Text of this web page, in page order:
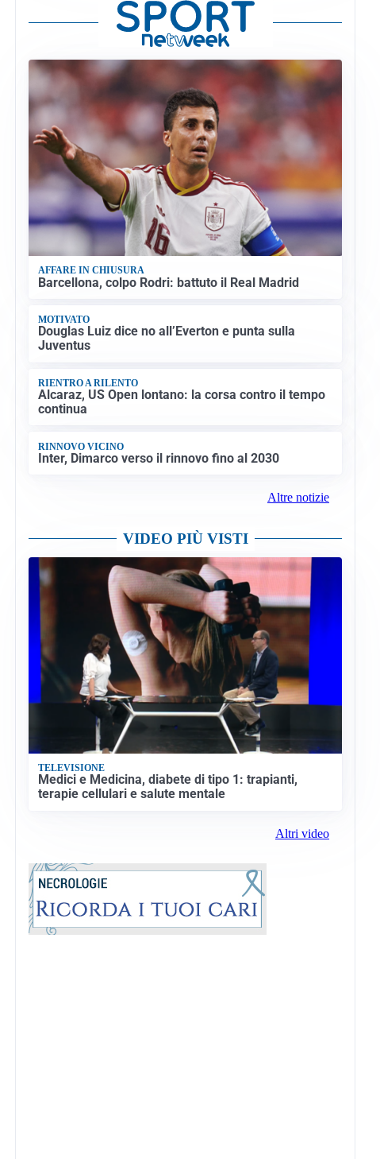
AFFARE IN CHIUSURA
Barcellona, colpo Rodri: battuto il Real Madrid
MOTIVATO
Douglas Luiz dice no all’Everton e punta sulla
Juventus
RIENTRO A RILENTO
Alcaraz, US Open lontano: la corsa contro il tempo
continua
RINNOVO VICINO
Inter, Dimarco verso il rinnovo fino al 2030
Altre notizie
VIDEO PIÙ VISTI
TELEVISIONE
Medici e Medicina, diabete di tipo 1: trapianti,
terapie cellulari e salute mentale
Altri video